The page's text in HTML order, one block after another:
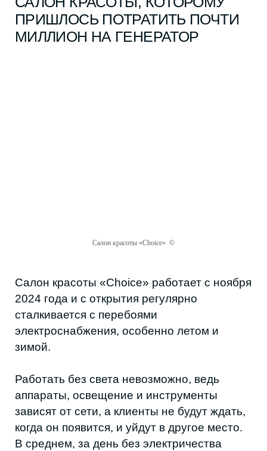
Салон красоты «Choice» ©
Патимат, владелице салона, пришлось
приобрести генератор за 700 тысяч
рублей, иначе постоянные отмены записей